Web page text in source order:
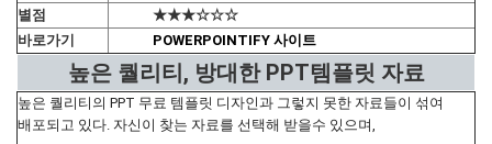
별점
★★★☆☆☆
바로가기
POWERPOINTIFY 사이트
높은 퀄리티, 방대한 PPT템플릿 자료
높은 퀄리티의 PPT 무료 템플릿 디자인과 그렇지 못한 자료들이 섞여
배포되고 있다. 자신이 찾는 자료를 선택해 받을수 있으며,